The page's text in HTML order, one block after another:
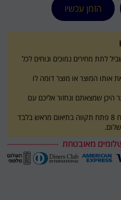
הזמן עכשיו
לתת מחירים נמוכים ונוחים לכל
אותו המוצר או מוצר דומה לו
היכן שמצאתם ונחזור אליכם עם
איסוף עצמי מכתובת השילוח 8 פתח תקווה בתיאום מראש בלבד